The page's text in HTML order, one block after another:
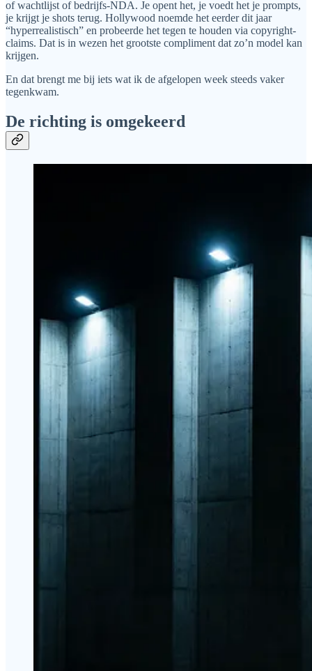
of wachtlijst of bedrijfs-NDA. Je opent het, je voedt het je prompts,
je krijgt je shots terug. Hollywood noemde het eerder dit jaar
“hyperrealistisch” en probeerde het tegen te houden via copyright-
claims. Dat is in wezen het grootste compliment dat zo’n model kan
krijgen.
En dat brengt me bij iets wat ik de afgelopen week steeds vaker
tegenkwam.
De richting is omgekeerd